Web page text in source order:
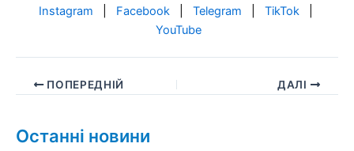
Instagram
Facebook| Telegram TikTok|
YouTube
ПОПЕРЕДНІЙ ДАЛІ
Останні новини